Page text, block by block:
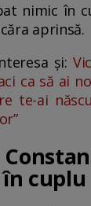
nimic în
aprinsă.
și:
ca să ai
te-ai
cuplu